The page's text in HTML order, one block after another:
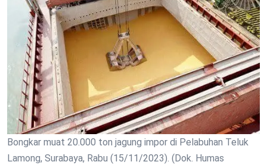
Bongkar muat 20.000 ton jagung impor di Pelabuhan Teluk
Lamong, Surabaya, Rabu (15/11/2023). (Dok. Humas